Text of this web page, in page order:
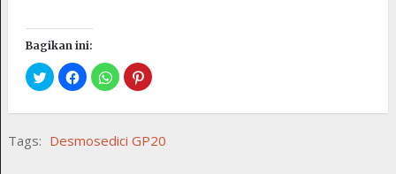
Bagikan ini:
Tags: Desmosedici GP20